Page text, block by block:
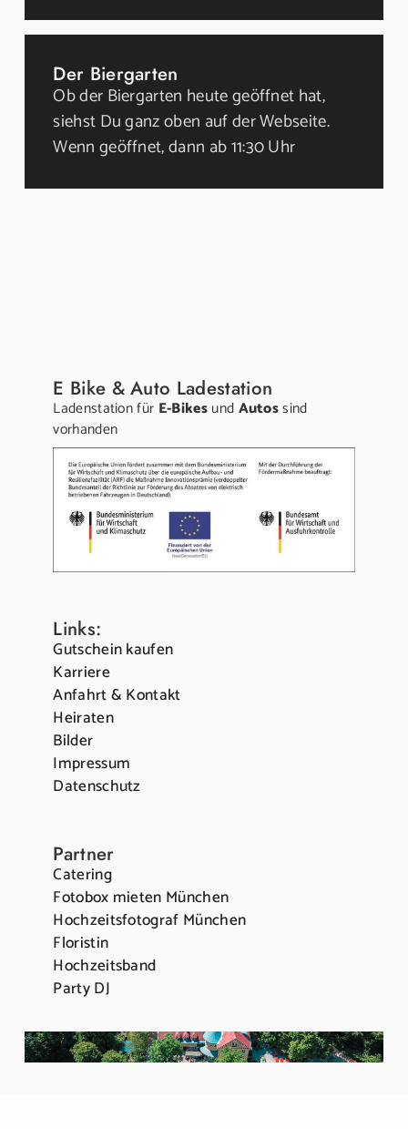
Der Biergarten
Ob der Biergarten heute geöffnet hat,
siehst Du ganz oben auf der Webseite.
Wenn geöffnet, dann ab 11:30 Uhr
E Bike & Auto Ladestation
Ladenstation für E-Bikesund Autossind
vorhanden
Links:
Gutschein kaufen
Karriere
Anfahrt & Kontakt
Heiraten
Bilder
Impressum
Datenschutz
Partner
Catering
Fotobox mieten München
Hochzeitsfotograf München
Floristin
Hochzeitsband
Party DJ